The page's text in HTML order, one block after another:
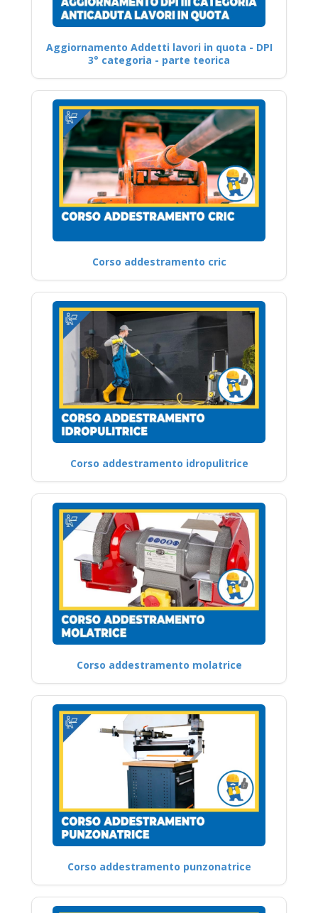
Aggiornamento Addetti lavori in quota - DPI
3° categoria - parte teorica
Corso addestramento cric
Corso addestramento idropulitrice
Corso addestramento molatrice
Corso addestramento punzonatrice